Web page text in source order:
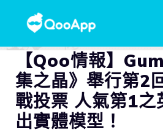
【Qoo情報】
集之晶》舉行第2
戰投票 人氣第1之
出實體模型！